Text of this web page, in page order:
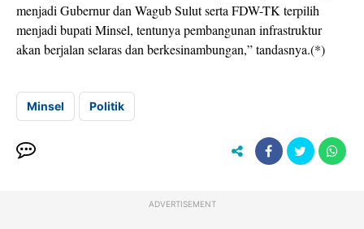
menjadi Gubernur dan Wagub Sulut serta FDW-TK terpilih
menjadi bupati Minsel, tentunya pembangunan infrastruktur
akan berjalan selaras dan berkesinambungan,” tandasnya.(*)
Minsel Politik
ADVERTISEMENT